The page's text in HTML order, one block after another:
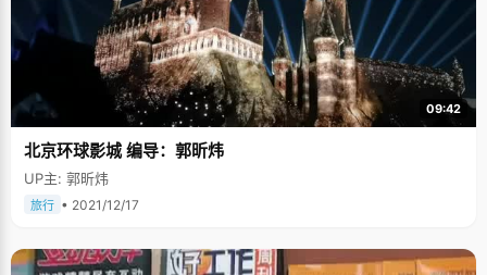
09:42
北京环球影城 编导：郭昕炜
UP主: 郭昕炜
旅行 • 2021/12/17